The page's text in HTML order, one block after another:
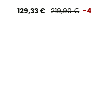
129,33 € 219,90 € -